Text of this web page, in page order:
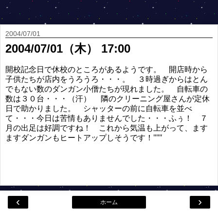
2004/07/01
2004/07/01（木） 17:00
開校記念日で休校のところがあるようです。 開店時から
子供たちが店内をうろうろ・・・。 ３時過ぎからはとん
でもない数のダンガン小僧たちが現れました。 自転車の
数は３０台・・・（汗） 隣のクリーニング屋さんが定休
日で助かりました。 シャッターの前に自転車を並べ
て・・・今日は苦情もありませんでした・・・ふぅ！ ７
月の出足は好調ですね！ これから気温も上がって、ます
ますダンガンもヒートアップしそうです！"""
‹ ›
ホーム